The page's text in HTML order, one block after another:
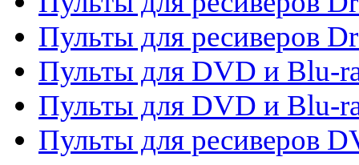
Пульты для ресиверов
Пульты для DVD и Blu-
Пульты для DVD и Blu-
Пульты для ресиверов